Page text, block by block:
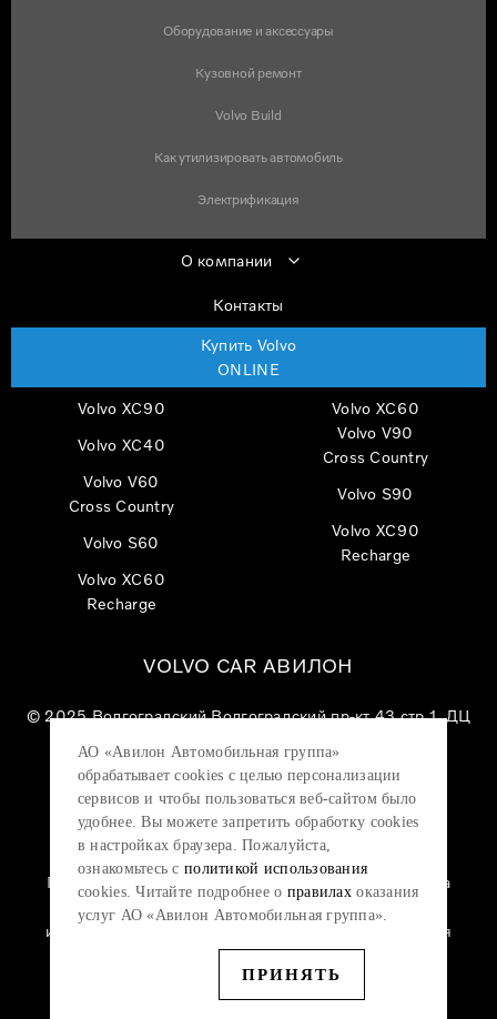
АО «Авилон Автомобильная группа»
обрабатывает cookies с целью персонализации
сервисов и чтобы пользоваться веб-сайтом было
удобнее. Вы можете запретить обработку сookies
в настройках браузера. Пожалуйста,
ознакомьтесь с политикой использования
cookies. Читайте подробнее о правилахоказания
услуг АО «Авилон Автомобильная группа».
ПРИНЯТЬ
Оборудование и аксессуары
Кузовной ремонт
Volvo Build
Как утилизировать автомобиль
Электрификация
О компании
Контакты
Купить Volvo
ONLINE
Volvo XC90
Volvo XC60
Volvo XC40
Volvo V90
Cross Country
Volvo V60
Cross Country
Volvo S90
Volvo S60
Volvo XC90
Recharge
Volvo XC60
Recharge
VOLVO CAR АВИЛОН
© 2025Волгоградский Волгоградский пр-кт 43 стр 1, ДЦ
АО «Авилон АГ», ОГРН 1027700000151, ИНН
7705133757.
Политика конфиденциальности
Согласие на
обработку персональных данных
использования файлов cookie
Юридическая
информация